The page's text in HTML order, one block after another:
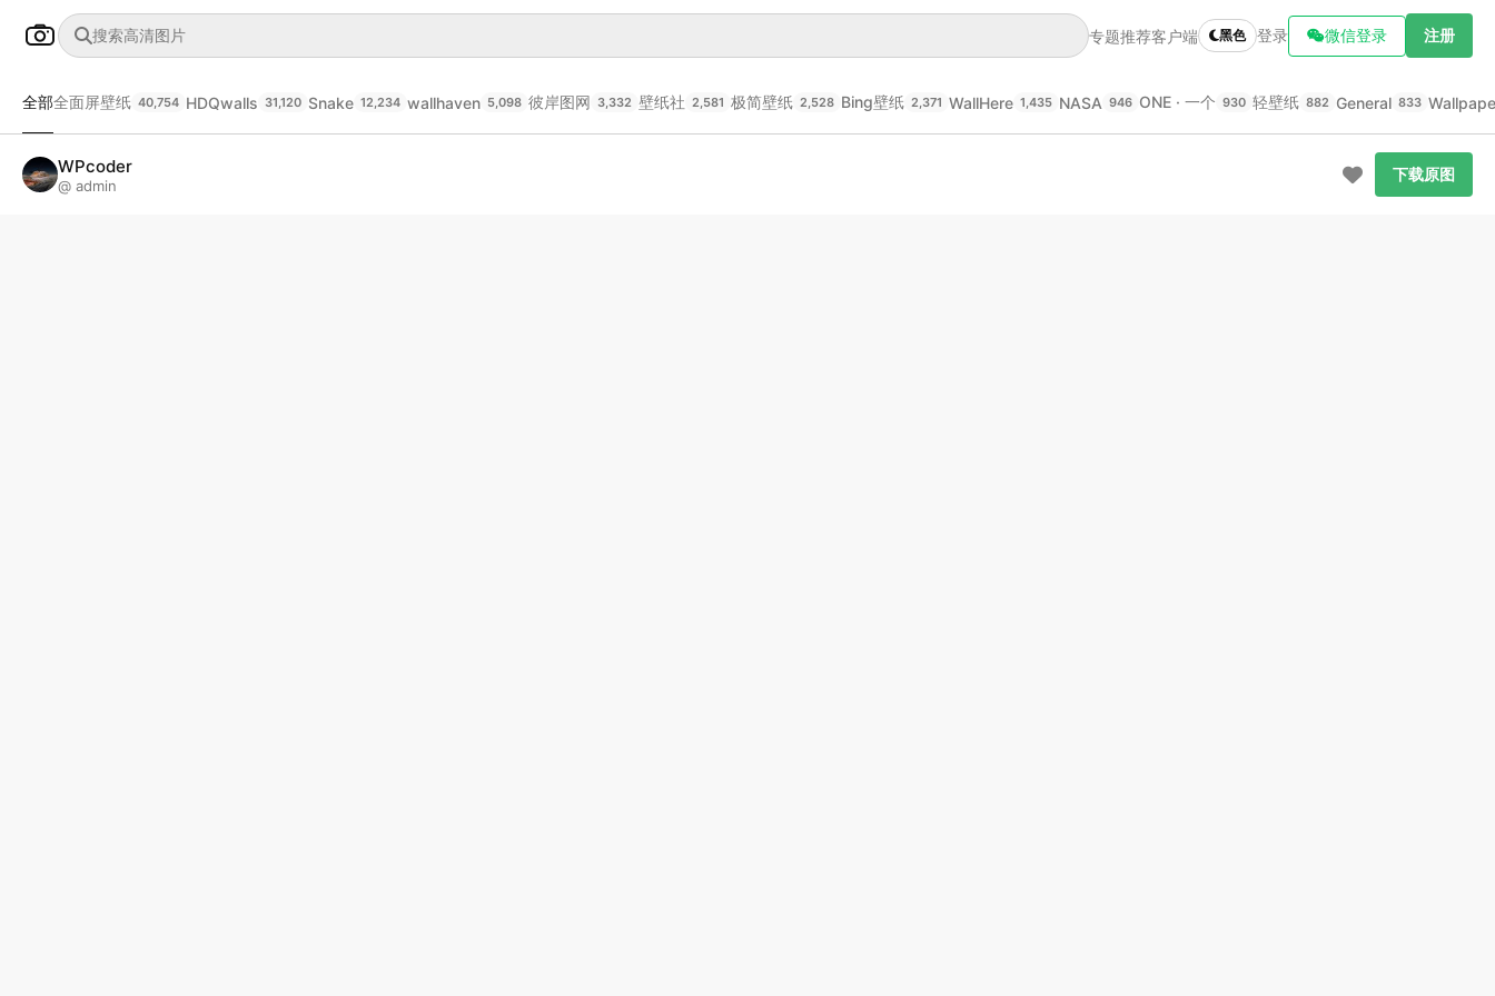
专题推荐客户端 黑色 登录 微信登录 注册
全部全面屏壁纸 40,754 HDQwalls 31,120 Snake 12,234 wallhaven 5,098 彼岸图网 3,332 壁纸社 2,581 极简壁纸 2,528 Bing壁纸 2,371 WallHere 1,435 NASA 946 ONE · 一个 930 轻壁纸 882 General 833
WPcoder
@ admin
下载原图